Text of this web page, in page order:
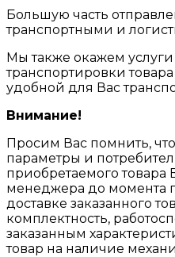
Большую часть
транспортными и
Мы также окажем
транспортировки
удобной для Вас
Внимание!
Просим Вас помнить,
параметры и
приобретаемого товара
менеджера до момента
доставке заказанного
комплектность,
заказанным
товар на наличие